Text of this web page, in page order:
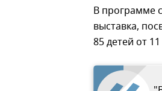
В программе
выставка,
85 детей от